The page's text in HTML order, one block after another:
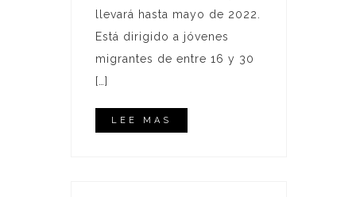
llevará hasta mayo de 2022.
Está dirigido a jóvenes
migrantes de entre 16 y 30
[…]
LEE MAS